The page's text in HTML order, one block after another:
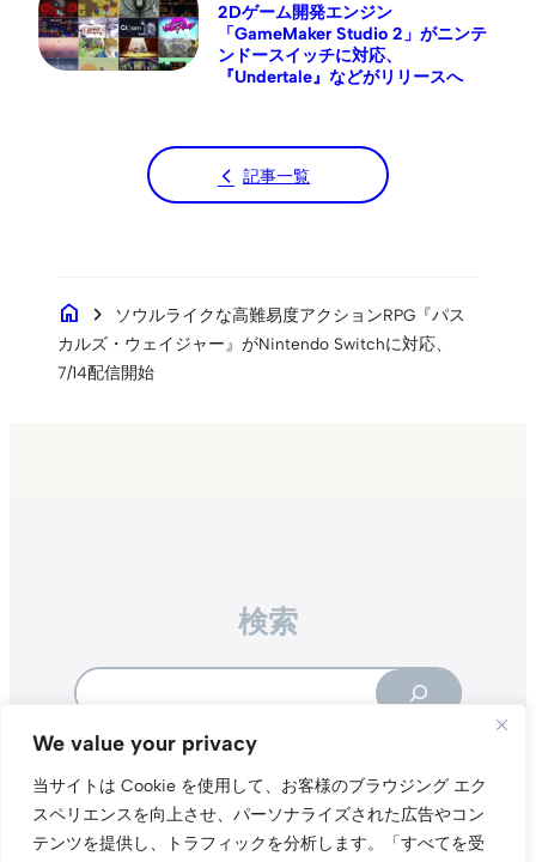
We value your privacy
当サイトは Cookie を使用して、お客様のブラウジング エク
スペリエンスを向上させ、パーソナライズされた広告やコン
テンツを提供し、トラフィックを分析します。
「すべてを受
2Dゲーム開発エンジン
「GameMaker Studio 2」がニンテ
ンドースイッチに対応、
『Undertale』などがリリースへ
記事一覧
home chevron_right
ソウルライクな高難易度アクションRPG『パス
カルズ・ウェイジャー』がNintendo Switchに対応、
7/14配信開始
検索